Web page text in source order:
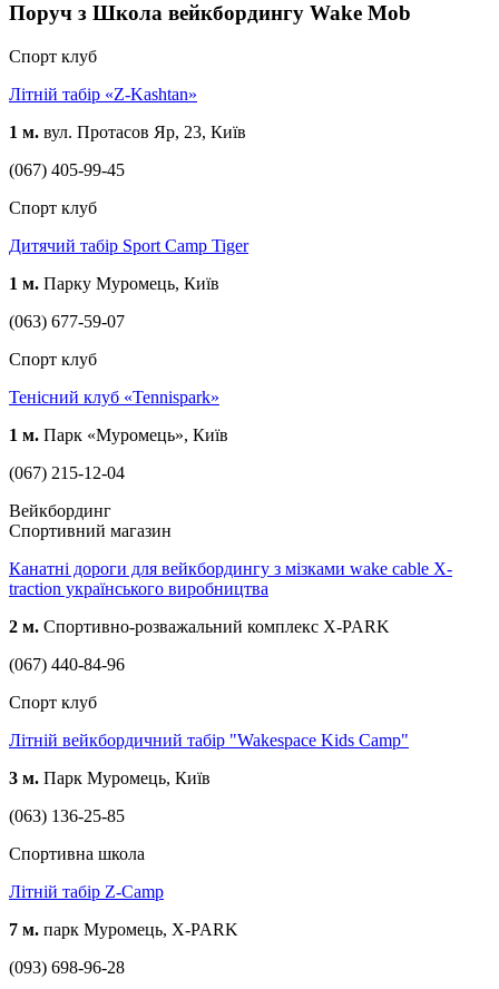
Поруч з Школа вейкбордингу Wake Mob
Спорт клуб
Літній табір «Z-Kashtan»
1 м. вул. Протасов Яр, 23, Київ
(067) 405-99-45
Спорт клуб
Дитячий табір Sport Camp Tiger
1 м. Парку Муромець, Київ
(063) 677-59-07
Спорт клуб
Тенісний клуб «Tennispark»
1 м. Парк «Муромець», Київ
(067) 215-12-04
Вейкбординг
Спортивний магазин
Канатні дороги для вейкбордингу з мізками wake cable X-
traction українського виробництва
2 м. Спортивно-розважальний комплекс X-PARK
(067) 440-84-96
Спорт клуб
Літній вейкбордичний табір "Wakespace Kids Camp"
3 м. Парк Муромець, Київ
(063) 136-25-85
Спортивна школа
Літній табір Z-Camp
7 м. парк Муромець, X-PARK
(093) 698-96-28